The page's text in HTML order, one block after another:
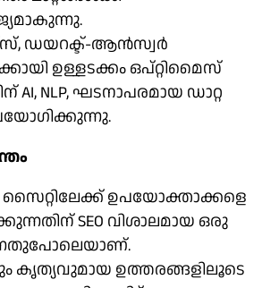
ഡയറക്ട്-ആൻസ്വർ
ഉള്ളടക്കം ഒപ്റ്റിമൈസ്
AI, NLP, ഘടനാപരമായ ഡാറ്റ
സൈറ്റിലേക്ക് ഉപയോക്താക്കളെ
SEO വിശാലമായ ഒരു
കൃത്യവുമായ ഉത്തരങ്ങളിലൂടെ